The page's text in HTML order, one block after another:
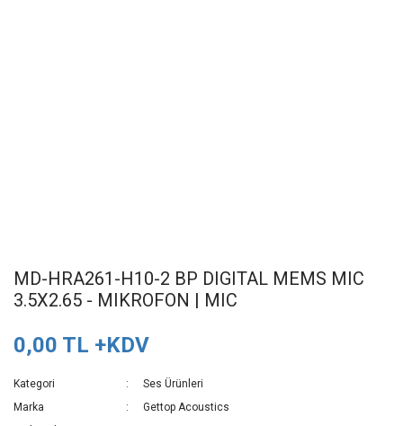
MD-HRA261-H10-2 BP DIGITAL MEMS MIC
3.5X2.65 - MIKROFON | MIC
0,00 TL +KDV
Kategori
Ses Ürünleri
Marka
Gettop Acoustics